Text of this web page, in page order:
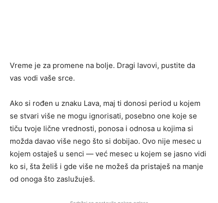
Vreme je za promene na bolje. Dragi lavovi, pustite da
vas vodi vaše srce.
Ako si rođen u znaku Lava, maj ti donosi period u kojem
se stvari više ne mogu ignorisati, posebno one koje se
tiču tvoje lične vrednosti, ponosa i odnosa u kojima si
možda davao više nego što si dobijao. Ovo nije mesec u
kojem ostaješ u senci — već mesec u kojem se jasno vidi
ko si, šta želiš i gde više ne možeš da pristaješ na manje
od onoga što zaslužuješ.